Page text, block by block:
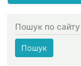
Пошук по сайту
Пошук